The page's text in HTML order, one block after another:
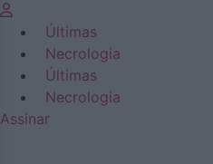
Últimas
Necrologia
Últimas
Necrologia
Assinar